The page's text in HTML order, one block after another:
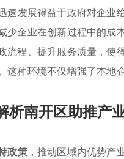
速发展得益于政府对企业
少企业在创新过程中的成
流程、提升服务质量，
这种环境不仅增强了本地
析南开区助推产
政策，推动区域内优势产